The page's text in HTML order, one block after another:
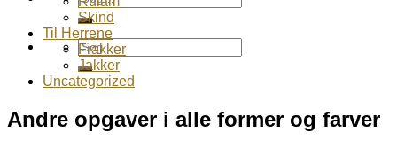
efter:
Søg
efter:
Skind
Til Herrene
Frakker
Jakker
Uncategorized
Andre opgaver i alle former og farver